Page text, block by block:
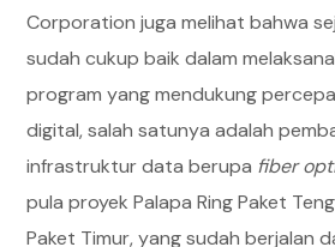
Corporation juga melihat bahwa
sudah cukup baik dalam
program yang mendukung
digital, salah satunya adalah
infrastruktur data berupa fiber
pula proyek Palapa Ring Paket
Paket Timur, yang sudah berjalan